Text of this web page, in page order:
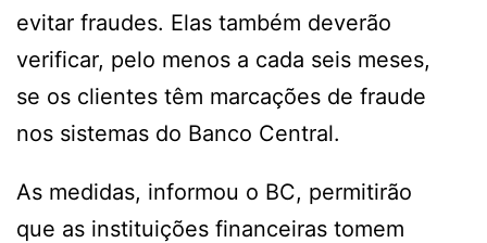
evitar fraudes. Elas também deverão
verificar, pelo menos a cada seis meses,
se os clientes têm marcações de fraude
nos sistemas do Banco Central.
As medidas, informou o BC, permitirão
que as instituições financeiras tomem